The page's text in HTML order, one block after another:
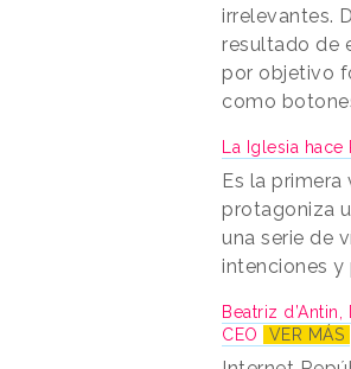
irrelevantes.
resultado de
por objetivo
como
La Iglesia
Es la primera
protagoniza
una serie de
intenciones y
Beatriz
CEO
VER MÁS